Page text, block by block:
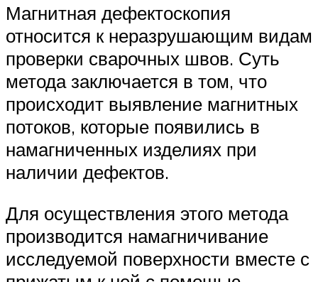
Магнитная дефектоскопия
относится к неразрушающим видам
проверки сварочных швов. Суть
метода заключается в том, что
происходит выявление магнитных
потоков, которые появились в
намагниченных изделиях при
наличии дефектов.
Для осуществления этого метода
производится намагничивание
исследуемой поверхности вместе с